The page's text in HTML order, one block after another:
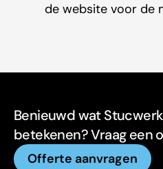
de website voor de
Benieuwd wat
betekenen? Vraag een
Offerte aanvragen